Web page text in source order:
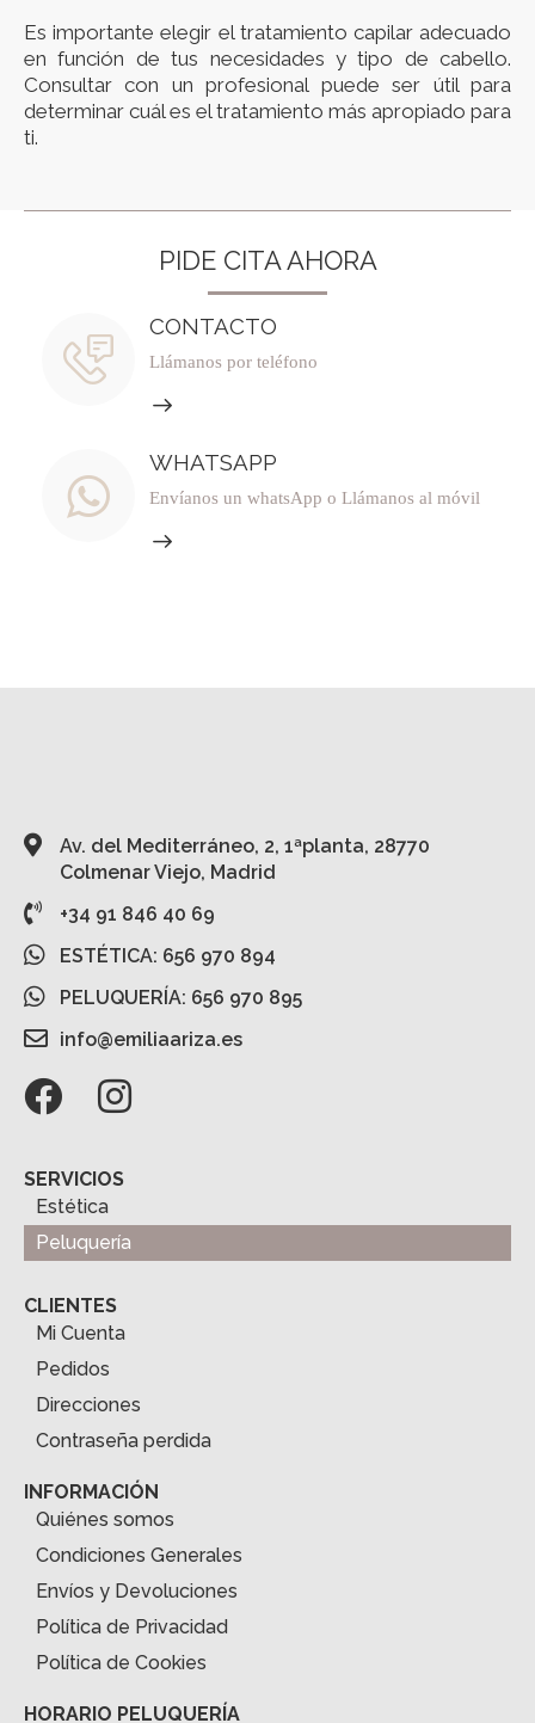
Es importante elegir el tratamiento capilar adecuado
en función de tus necesidades y tipo de cabello.
Consultar con un profesional puede ser útil para
determinar cuál es el tratamiento más apropiado para
ti.
PIDE CITA AHORA
CONTACTO
Llámanos por teléfono
WHATSAPP
Envíanos un whatsApp o Llámanos al móvil
Av. del Mediterráneo, 2, 1ªplanta, 28770
Colmenar Viejo, Madrid
+34 91 846 40 69
ESTÉTICA: 656 970 894
PELUQUERÍA: 656 970 895
info@emiliaariza.es
SERVICIOS
Estética
Peluquería
CLIENTES
Mi Cuenta
Pedidos
Direcciones
Contraseña perdida
INFORMACIÓN
Quiénes somos
Condiciones Generales
Envíos y Devoluciones
Política de Privacidad
Política de Cookies
HORARIO PELUQUERÍA